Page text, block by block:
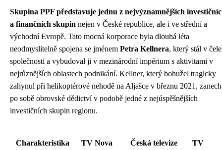
Skupina PPF představuje jednu z nejvýznamnějších
a finančních skupin nejen v České republice, ale i ve střední a
východní Evropě. Tato mocná korporace byla dlouhá léta
neodmyslitelně spojena se jménem Petra Kellnera, který stál v čele
společnosti a vybudoval ji v mezinárodní impérium s aktivitami v
nejrůznějších oblastech podnikání. Kellner, který bohužel tragicky
zahynul při helikoptérové nehodě na Aljašce v březnu 2021,
po sobě obrovské dědictví v podobě jedné z nejúspěšnějších
investičních skupin regionu.
Charakteristika TV Nova Česká televize
TV